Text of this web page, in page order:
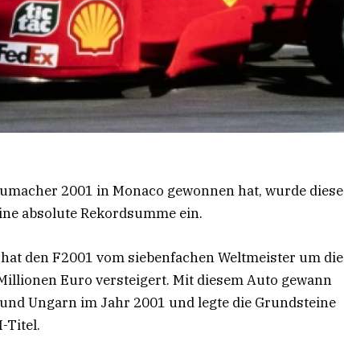
2001 in Monaco gewonnen hat, wurde diese
absolute Rekordsumme ein.
den F2001 vom siebenfachen Weltmeister um die
Euro versteigert. Mit diesem Auto gewann
Ungarn im Jahr 2001 und legte die Grundsteine
Titel.